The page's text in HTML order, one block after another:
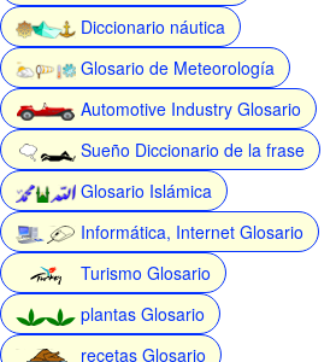
Diccionario náutica
Glosario de Meteorología
Automotive Industry Glosario
Sueño Diccionario de la frase
Glosario Islámica
Informática, Internet Glosario
Turismo Glosario
plantas Glosario
recetas Glosario